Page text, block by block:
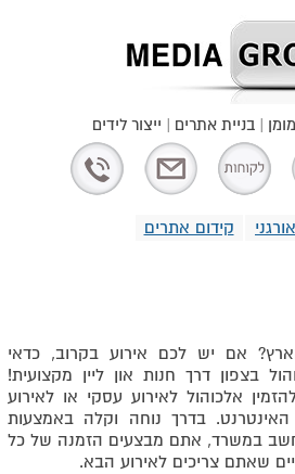
קידום אתרים
| בניית אתרים | ייצור לידים
אם יש לכם אירוע בקרוב, כדאי
בצפון דרך חנות און ליין מקצועית!
אלכוהול לאירוע עסקי או לאירוע
בדרך נוחה וקלה באמצעות
במשרד, אתם מבצעים הזמנה של כל
שאתם צריכים לאירוע הבא.